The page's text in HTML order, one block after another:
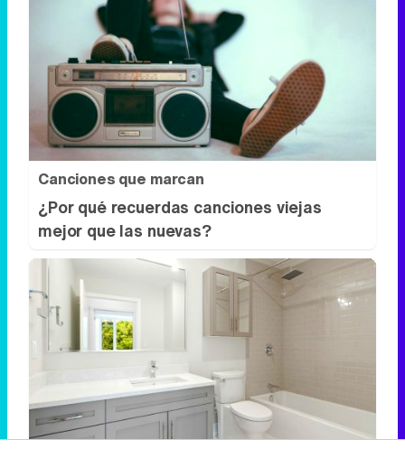
Canciones que marcan
¿Por qué recuerdas canciones viejas
mejor que las nuevas?